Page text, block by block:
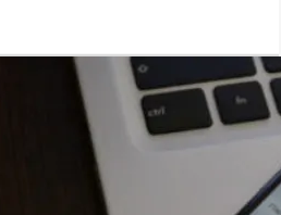
украли, IMEI стоит сообщить